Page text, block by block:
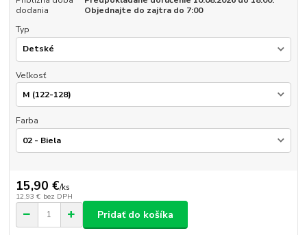
dodania
Objednajte do zajtra do 7:00
Typ
Veľkosť
Farba
15,90 €/ks
12,93 € bez DPH
Pridať do košíka